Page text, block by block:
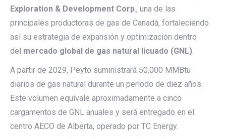
Exploration & Development Corp., una de las
principales productoras de gas de Canadá, fortaleciendo
así su estrategia de expansión y optimización dentro
del mercado global de gas natural licuado (GNL).
A partir de 2029, Peyto suministrará 50.000 MMBtu
diarios de gas natural durante un período de diez años.
Este volumen equivale aproximadamente a cinco
cargamentos de GNL anuales y será entregado en el
centro AECO de Alberta, operado por TC Energy.